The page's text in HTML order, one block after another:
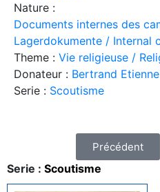
Nature :
Documents internes des
Lagerdokumente / Internal
Theme : Vie religieuse /
Donateur : Bertrand Etienne
Serie : Scoutisme
Précédent
Serie : Scoutisme